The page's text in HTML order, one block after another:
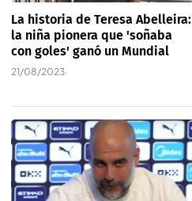
La historia de Teresa Abelleira:
la niña pionera que 'soñaba
con goles' ganó un Mundial
21/08/2023